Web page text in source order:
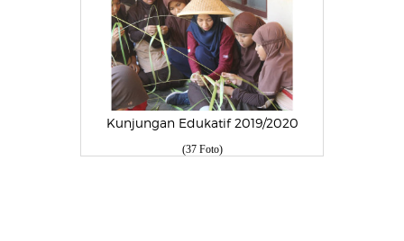
Kunjungan Edukatif 2019/2020
(37 Foto)